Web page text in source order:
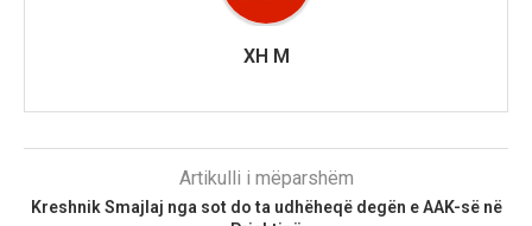
XH M
Artikulli i mëparshëm
Kreshnik Smajlaj nga sot do ta udhëheqë degën e AAK-së në